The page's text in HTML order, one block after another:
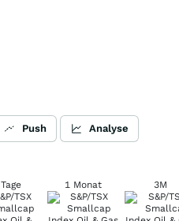
Push Analyse
1 Monat 3M